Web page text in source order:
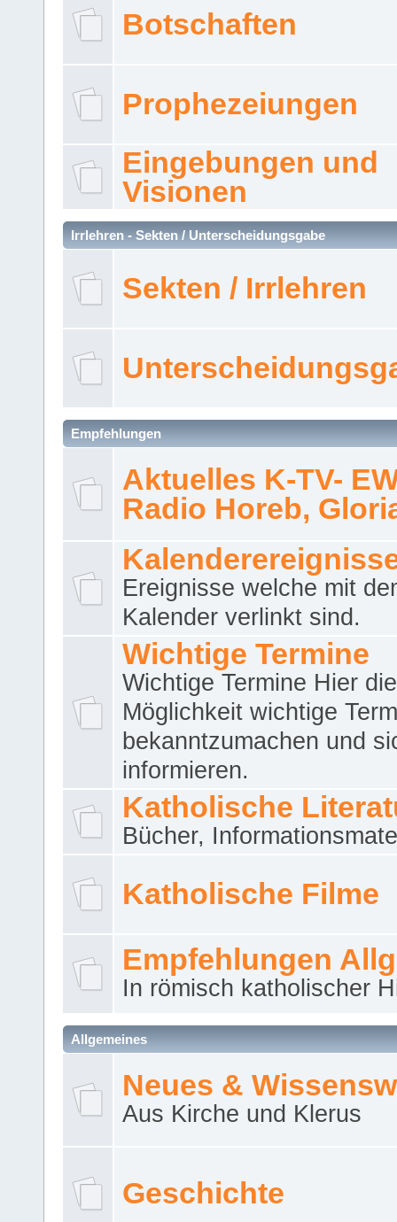
Botschaften
Prophezeiungen
Eingebungen und
Visionen
Irrlehren - Sekten / Unterscheidungsgabe
Sekten / Irrlehren
Empfehlungen
Aktuelles K-TV-
Radio Horeb,
Ereignisse welche mit
Kalender verlinkt sind.
Wichtige Termine
Wichtige Termine Hier die
Möglichkeit wichtige
bekanntzumachen und
informieren.
Katholische
Bücher,
Katholische Filme
Empfehlungen
In römisch katholischer
Allgemeines
Neues &
Aus Kirche und Klerus
Geschichte